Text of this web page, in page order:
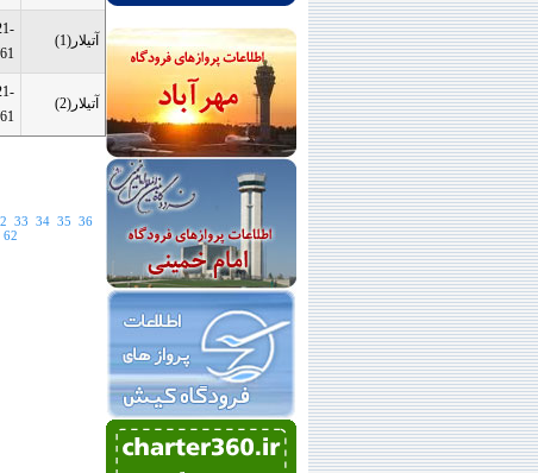
آتيلار(1)
آتيلار(2)
33 34 35 36
62